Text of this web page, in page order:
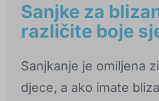
Sanjke za
različite boje
Sanjkanje je omiljena
djece, a ako imate